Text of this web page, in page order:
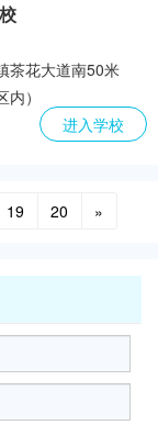
茶花大道南50米
）
进入学校
19 20 »